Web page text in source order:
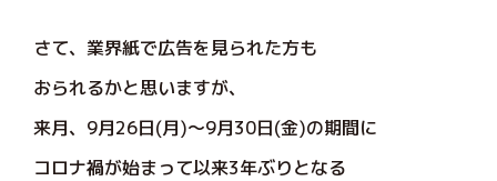
さて、業界紙で広告を見られた方も
おられるかと思いますが、
来月、9月26日(月)～9月30日(金)の期間に
コロナ禍が始まって以来3年ぶりとなる